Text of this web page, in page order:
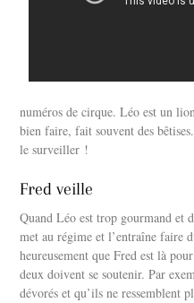
numéros de cirque. Léo est un
bien faire, fait souvent des
le surveiller !
Fred veille
Quand Léo est trop gourmand et
met au régime et l’entraîne faire
heureusement que Fred est là
deux doivent se soutenir. Par
dévorés et qu’ils ne ressemblent